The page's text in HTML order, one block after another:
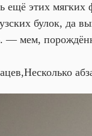
ещё этих мягких
булок, да
— мем,
Несколько